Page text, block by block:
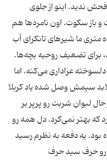
ندید. اینو از جلوی
باز سکوت. اون نامردها هم
متری ما شیر‌های تانکرای آب
برای تضعیف روحیه بچه‌ها.
عزاداری می‌کنه. اما
لابد سیمش وصل شده یاد کربلا
لبوان شربت رو پرپر بر
که بهتر نمی‌کرد. دل همه رو
یه دفعه به نظرم رسید
حرف سید حرف